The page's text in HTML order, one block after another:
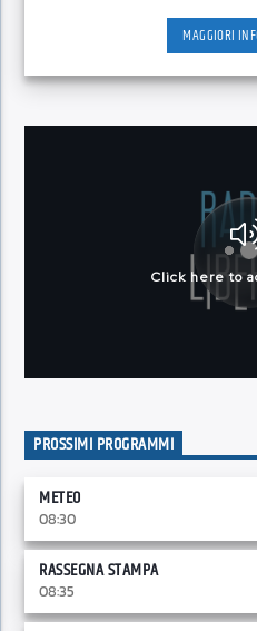
MAGGIORI
PROSSIMI PROGRAMMI
METEO
08:30
RASSEGNA STAMPA
08:35